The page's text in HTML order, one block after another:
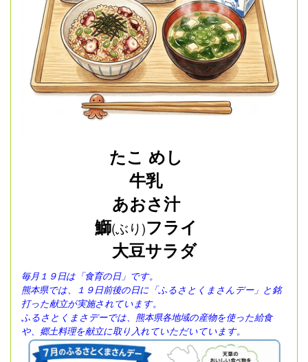
たこ めし
牛乳
あおさ汁
鰤(ぶり)フライ
大豆サラダ
毎月１９日は「食育の日」です。
熊本県では、１９日前後の日に「ふるさとくまさんデー」と銘
打った献立が実施されています。
ふるさとくまさデーでは、熊本県各地域の産物を使った給食
や、郷土料理を献立に取り入れていただいています。